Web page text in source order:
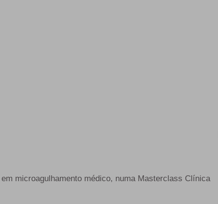
microagulhamento médico, numa Masterclass Clínica